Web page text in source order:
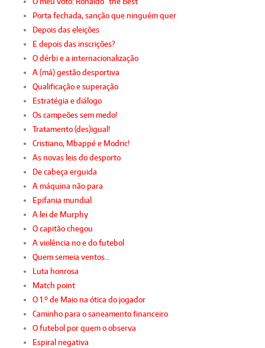
Porta fechada, sanção que ninguém quer
Depois das eleições
E depois das inscrições?
O dérbi e a internacionalização
A (má) gestão desportiva
Qualificação e superação
Estratégia e diálogo
Os campeões sem medo!
Tratamento (des)igual!
Cristiano, Mbappé e Modric!
As novas leis do desporto
De cabeça erguida
A máquina não para
Epifania mundial
A lei de Murphy
O capitão chegou
A violência no e do futebol
Quem semeia ventos…
Luta honrosa
Match point
O 1.º de Maio na ótica do jogador
Caminho para o saneamento financeiro
O futebol por quem o observa
Espiral negativa